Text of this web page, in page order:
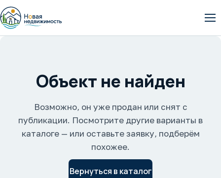
Объект не найден
Возможно, он уже продан или снят с
публикации. Посмотрите другие варианты в
каталоге — или оставьте заявку, подберём
похожее.
Вернуться в каталог